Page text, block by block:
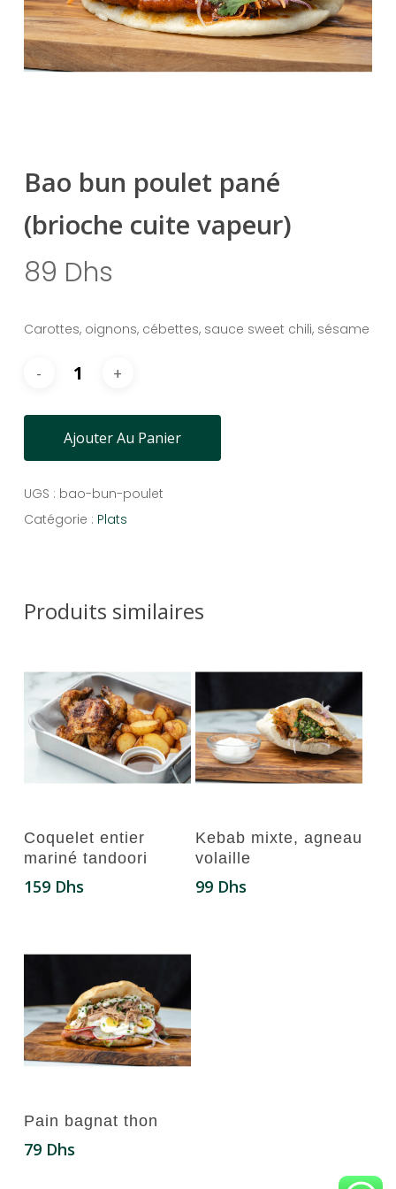
Bao bun poulet pané
(brioche cuite vapeur)
89 Dhs
Carottes, oignons, cébettes, sauce sweet chili, sésame
Ajouter Au Panier
UGS : bao-bun-poulet
Catégorie : Plats
Produits similaires
Ajouter Au Panier
Coquelet entier
mariné tandoori
159 Dhs
Ajouter Au Panier
Kebab mixte, agneau
volaille
99 Dhs
Ajouter Au Panier
Pain bagnat thon
79 Dhs